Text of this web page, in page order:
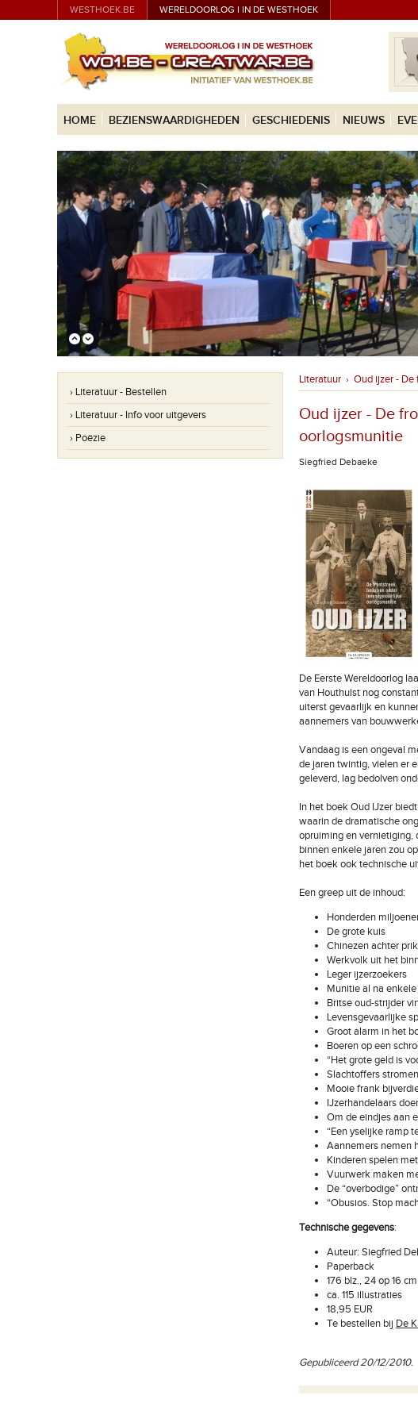
WESTHOEK.BE WERELDOORLOG I IN DE WESTHOEK
HOME BEZIENSWAARDIGHEDEN GESCHIEDENIS NIEUWS
› Literatuur - Bestellen
› Literatuur - Info voor uitgevers
› Poëzie
Literatuur › Oud ijzer -
Oud ijzer - De
oorlogsmunitie
Siegfried Debaeke
De Eerste Wereldoorlog
van Houthulst nog
uiterst gevaarlijk en
aannemers van
Vandaag is een ongeval
de jaren twintig, vielen er
geleverd, lag bedolven
In het boek Oud IJzer
waarin de dramatische
opruiming en vernietiging,
binnen enkele jaren zou
het boek ook technische
Een greep uit de inhoud:
Honderden
De grote kuis
Chinezen achter
Werkvolk uit het
Leger ijzerzoekers
Munitie al na
Britse oud-strijder
Levensgevaarlijke
Groot alarm in het
Boeren op een
“Het grote geld is
Slachtoffers
Mooie frank
IJzerhandelaars
Om de eindjes aan
“Een yselijke ramp
Aannemers nemen
Kinderen spelen
Vuurwerk maken
De “overbodige”
“Obusios. Stop
Technische gegevens:
Auteur: Siegfried
Paperback
176 blz., 24 op 16 cm
ca. 115 illustraties
18,95 EUR
Te bestellen bij De
Gepubliceerd 20/12/2010.